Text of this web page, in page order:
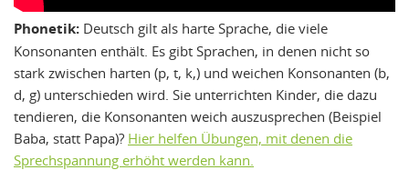
Phonetik: Deutsch gilt als harte Sprache, die viele
Konsonanten enthält. Es gibt Sprachen, in denen nicht so
stark zwischen harten (p, t, k,) und weichen Konsonanten (b,
d, g) unterschieden wird. Sie unterrichten Kinder, die dazu
tendieren, die Konsonanten weich auszusprechen (Beispiel
Baba, statt Papa)? Hier helfen Übungen, mit denen die
Sprechspannung erhöht werden kann.